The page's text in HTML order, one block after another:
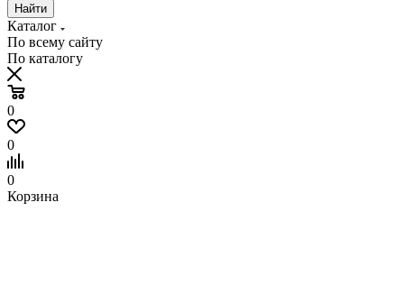
Найти
Каталог
По всему сайту
По каталогу
0
0
0
Корзина